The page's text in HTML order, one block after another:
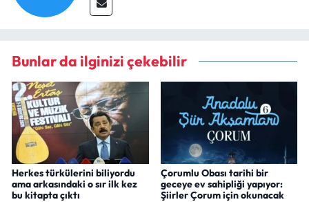
Bunlar da ilginizi çekebilir
Herkes türkülerini biliyordu
ama arkasındaki o sır ilk kez
bu kitapta çıktı
Çorumlu Obası tarihi bir
geceye ev sahipliği yapıyor:
Şiirler Çorum için okunacak